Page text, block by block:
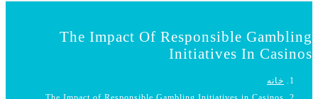
The Impact Of Responsible Gambling
Initiatives In Casinos
خانه